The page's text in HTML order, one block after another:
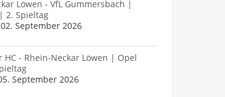
Löwen - VfL Gummersbach |
2. Spieltag
September 2026
HC - Rhein-Neckar Löwen | Opel
September 2026